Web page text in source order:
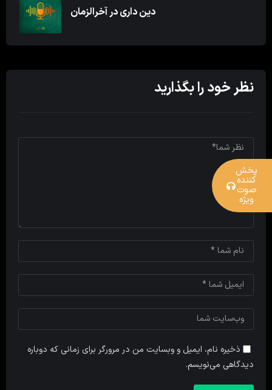
دین داری در آخرالزمان
نظر خود را بگذارید
ذخیره نام، ایمیل و وبسایت من در مرورگر برای زمانی که دوباره
دیدگاهی می‌نویسم.
پخش
کننده
صوت
ویژه